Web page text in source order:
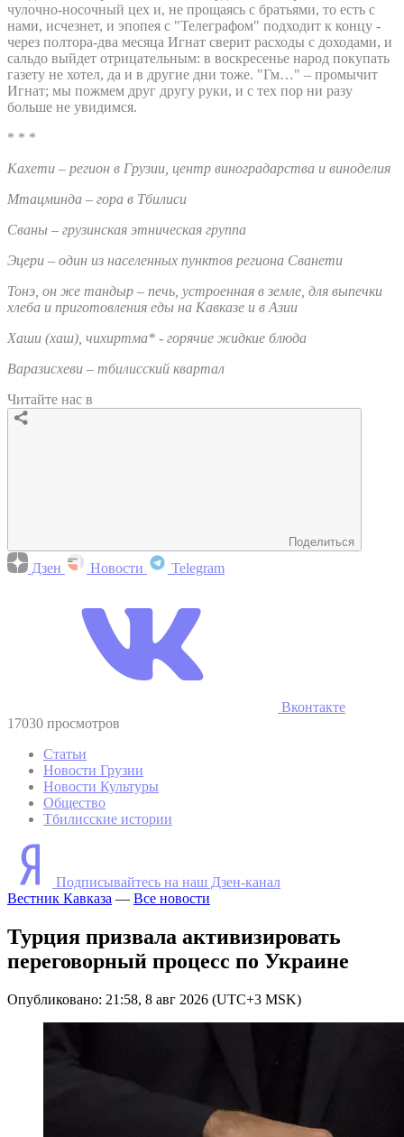
чулочно-носочный цех и, не прощаясь с братьями, то есть с
нами, исчезнет, и эпопея с "Телеграфом" подходит к концу -
через полтора-два месяца Игнат сверит расходы с доходами, и
сальдо выйдет отрицательным: в воскресенье народ покупать
газету не хотел, да и в другие дни тоже. "Гм…" – промычит
Игнат; мы пожмем друг другу руки, и с тех пор ни разу
больше не увидимся.
* * *
Кахети – регион в Грузии, центр виноградарства и виноделия
Мтацминда – гора в Тбилиси
Сваны – грузинская этническая группа
Эцери – один из населенных пунктов региона Сванети
Тонэ, он же тандыр – печь, устроенная в земле, для выпечки
хлеба и приготовления еды на Кавказе и в Азии
Хаши (хаш), чихиртма* - горячие жидкие блюда
Варазисхеви – тбилисский квартал
Читайте нас в
Поделиться
Дзен Новости Telegram
Вконтакте
17030 просмотров
Статьи
Новости Грузии
Новости Культуры
Общество
Тбилисские истории
Подписывайтесь на наш Дзен-канал
Вестник Кавказа — Все новости
Турция призвала активизировать
переговорный процесс по Украине
Опубликовано: 21:58, 8 авг 2026 (UTC+3 MSK)